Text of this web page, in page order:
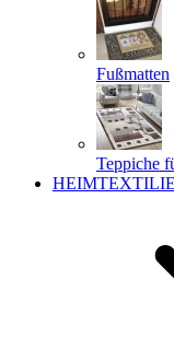
Fußmatten
Teppiche